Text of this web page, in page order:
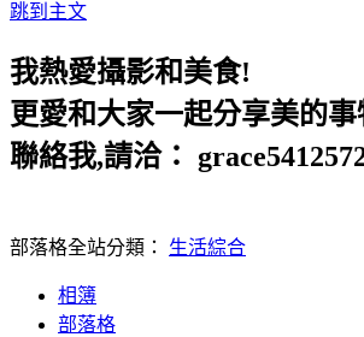
跳到主文
我熱愛攝影和美食!
更愛和大家一起分享美的
聯絡我,請洽：
部落格全站分類： 生活綜合
相簿
部落格